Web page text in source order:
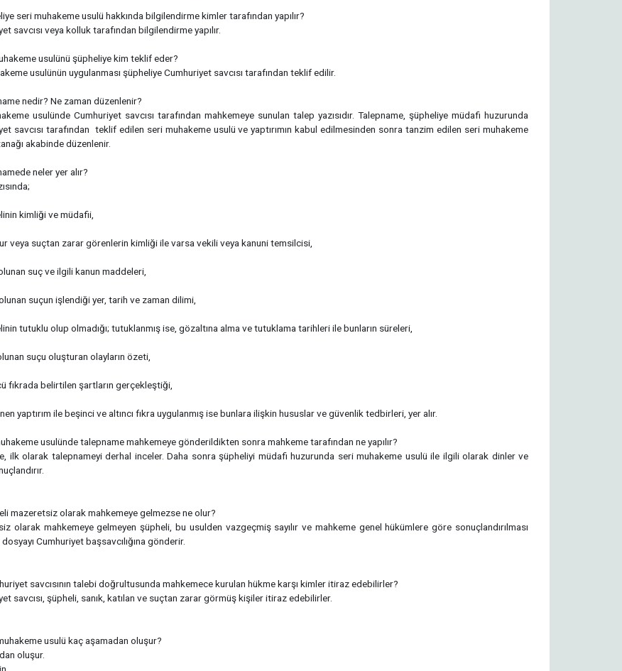
seri muhakeme usulü hakkında bilgilendirme kimler tarafından yapılır?
savcısı veya kolluk tarafından bilgilendirme yapılır.
usulünü şüpheliye kim teklif eder?
usulünün uygulanması şüpheliye Cumhuriyet savcısı tarafından teklif edilir.
nedir? Ne zaman düzenlenir?
usulünde Cumhuriyet savcısı tarafından mahkemeye sunulan talep yazısıdır. Talepname, şüpheliye müdafi huzurunda
savcısı tarafından teklif edilen seri muhakeme usulü ve yaptırımın kabul edilmesinden sonra tanzim edilen seri muhakeme
akabinde düzenlenir.
neler yer alır?
kimliği ve müdafii,
veya suçtan zarar görenlerin kimliği ile varsa vekili veya kanuni temsilcisi,
suç ve ilgili kanun maddeleri,
suçun işlendiği yer, tarih ve zaman dilimi,
tutuklu olup olmadığı; tutuklanmış ise, gözaltına alma ve tutuklama tarihleri ile bunların süreleri,
suçu oluşturan olayların özeti,
fıkrada belirtilen şartların gerçekleştiği,
yaptırım ile beşinci ve altıncı fıkra uygulanmış ise bunlara ilişkin hususlar ve güvenlik tedbirleri, yer alır.
usulünde talepname mahkemeye gönderildikten sonra mahkeme tarafından ne yapılır?
ilk olarak talepnameyi derhal inceler. Daha sonra şüpheliyi müdafi huzurunda seri muhakeme usulü ile ilgili olarak dinler ve
mazeretsiz olarak mahkemeye gelmezse ne olur?
olarak mahkemeye gelmeyen şüpheli, bu usulden vazgeçmiş sayılır ve mahkeme genel hükümlere göre sonuçlandırılması
dosyayı Cumhuriyet başsavcılığına gönderir.
savcısının talebi doğrultusunda mahkemece kurulan hükme karşı kimler itiraz edebilirler?
savcısı, şüpheli, sanık, katılan ve suçtan zarar görmüş kişiler itiraz edebilirler.
usulü kaç aşamadan oluşur?
oluşur.